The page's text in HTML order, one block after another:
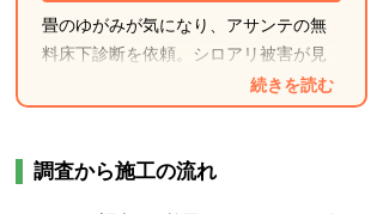
畳のゆがみが気になり、アサンテの無
料床下診断を依頼。シロアリ被害が見
つかり、すぐに対策をお願いしまし
た。
作業員の方は丁寧で安心
続きを読む
調査から施工の流れ